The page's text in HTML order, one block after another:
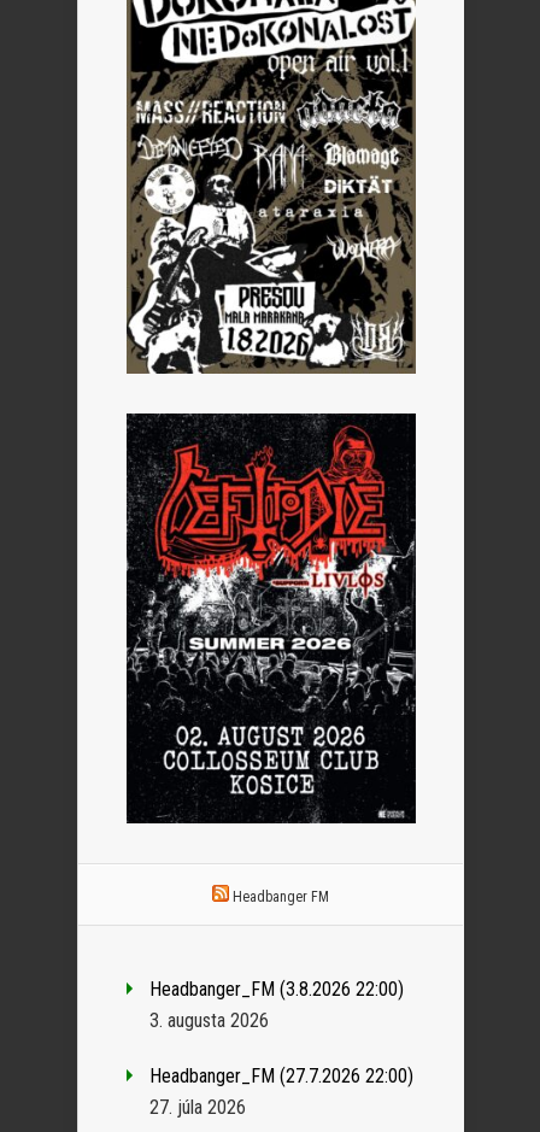
Headbanger FM
Headbanger_FM (3.8.2026 22:00)
3. augusta 2026
Headbanger_FM (27.7.2026 22:00)
27. júla 2026